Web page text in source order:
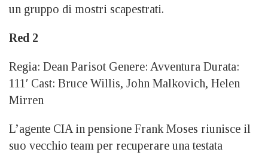
un gruppo di mostri scapestrati.
Red 2
Regia: Dean Parisot Genere: Avventura Durata:
111′ Cast: Bruce Willis, John Malkovich, Helen
Mirren
L’agente CIA in pensione Frank Moses riunisce il
suo vecchio team per recuperare una testata